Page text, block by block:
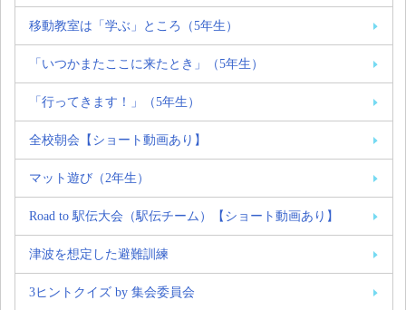
移動教室は「学ぶ」ところ（5年生）
「いつかまたここに来たとき」（5年生）
「行ってきます！」（5年生）
全校朝会【ショート動画あり】
マット遊び（2年生）
Road to 駅伝大会（駅伝チーム）【ショート動画あり】
津波を想定した避難訓練
3ヒントクイズ by 集会委員会